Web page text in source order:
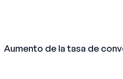
Aumento de la tasa de